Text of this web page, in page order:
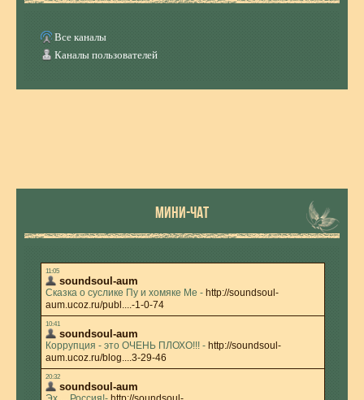
Все каналы
Каналы пользователей
МИНИ-ЧАТ